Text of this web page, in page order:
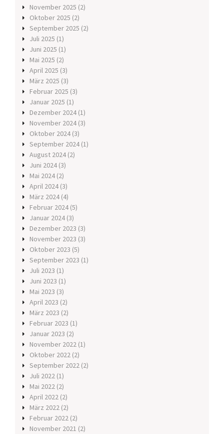
November 2025 (2)
Oktober 2025 (2)
September 2025 (2)
Juli 2025 (1)
Juni 2025 (1)
Mai 2025 (2)
April 2025 (3)
März 2025 (3)
Februar 2025 (3)
Januar 2025 (1)
Dezember 2024 (1)
November 2024 (3)
Oktober 2024 (3)
September 2024 (1)
August 2024 (2)
Juni 2024 (3)
Mai 2024 (2)
April 2024 (3)
März 2024 (4)
Februar 2024 (5)
Januar 2024 (3)
Dezember 2023 (3)
November 2023 (3)
Oktober 2023 (5)
September 2023 (1)
Juli 2023 (1)
Juni 2023 (1)
Mai 2023 (3)
April 2023 (2)
März 2023 (2)
Februar 2023 (1)
Januar 2023 (2)
November 2022 (1)
Oktober 2022 (2)
September 2022 (2)
Juli 2022 (1)
Mai 2022 (2)
April 2022 (2)
März 2022 (2)
Februar 2022 (2)
November 2021 (2)